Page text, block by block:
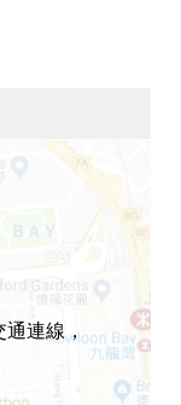
通連線，